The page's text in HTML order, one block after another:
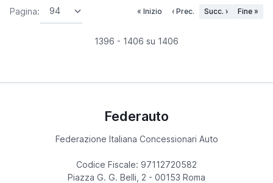
Pagina:
1396 - 1406 su 1406
« Inizio ‹ Prec. Succ. › Fine »
Federauto
Federazione Italiana Concessionari Auto
Codice Fiscale: 97112720582
Piazza G. G. Belli, 2 - 00153 Roma